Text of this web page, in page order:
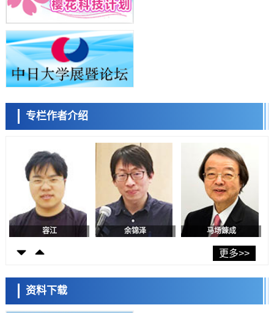
科学研究
福井大学发现细胞记忆过往并抑制反应的机制，阐明即便DNA相同反应
迥异之谜
科学研究
神户大学确认口服癌症疫苗B440单药给药的安全性，在转移性尿路上皮
癌患者中开展临床试验
政策
日本发布《令和8年版科学技术与创新白皮书》，解读第七期基本计划
科学研究
东京大学发现可诱导细胞死亡的新型信使物质
东京都健康长寿医疗中心跨器官揭示衰老过程中的糖链变化
科学研究
产总研无需石油利用松脂制备石墨前驱体，可作为电池电极材料
科学研究
东京大学和海上保安厅等发现南海海槽沿线板块边界锁定状态存在区域
政策
日本第2次医疗研究开发调整费，根据一线实际情况和需求分配99.3亿
千叶大学鉴定出导致难治性疾病“肺高血压症”恶化的蛋白质“MYL9/12”，
会引发血管结构恶化
科学研究
专栏作者介绍
小岩井忠道
陈小牧 李鸥 安宁
容江 余锦泽 马场錬成
更多>>
资料下载